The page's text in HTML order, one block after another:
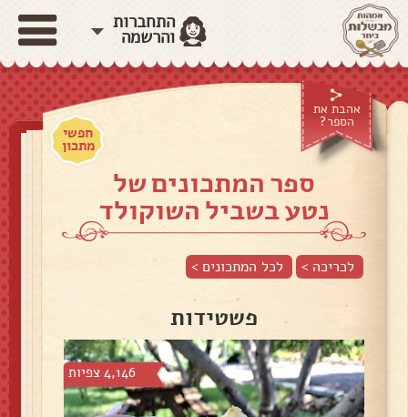
התחברות
והרשמה
אהבת את
הספר?
חפשי
מתכון
ספר המתכונים של
נטע בשביל השוקולד
לכריכה > לכל המתכונים >
פשטידות
4,146 צפיות